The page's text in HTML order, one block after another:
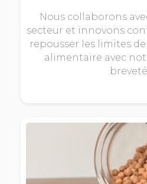
Nous collaborons
secteur et innovons
repousser les limites
alimentaire avec